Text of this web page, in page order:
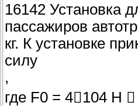
16142 Установка
пассажиров
кг. К установке
силу
,
где F0 = 4104 Н